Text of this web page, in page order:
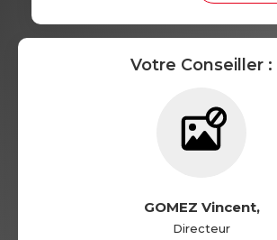
Votre Conseiller :
GOMEZ Vincent,
Directeur